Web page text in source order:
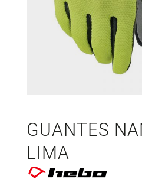
GUANTES NANO PRO III
LIMA